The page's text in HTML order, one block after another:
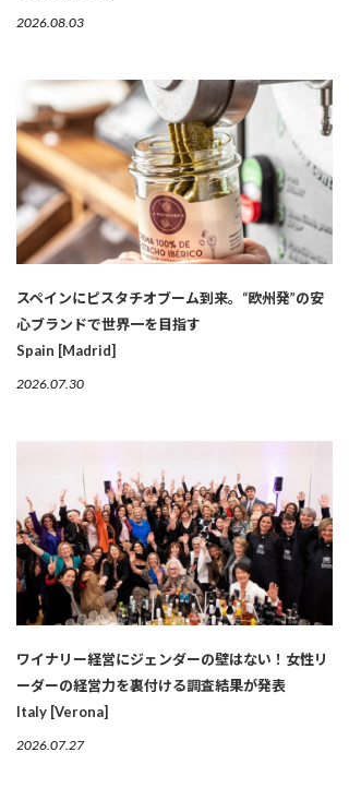
2026.08.03
スペインにピスタチオブーム到来。“欧州発”の安
心ブランドで世界一を目指す
Spain [Madrid]
2026.07.30
ワイナリー経営にジェンダーの壁はない！女性リ
ーダーの経営力を裏付ける調査結果が発表
Italy [Verona]
2026.07.27